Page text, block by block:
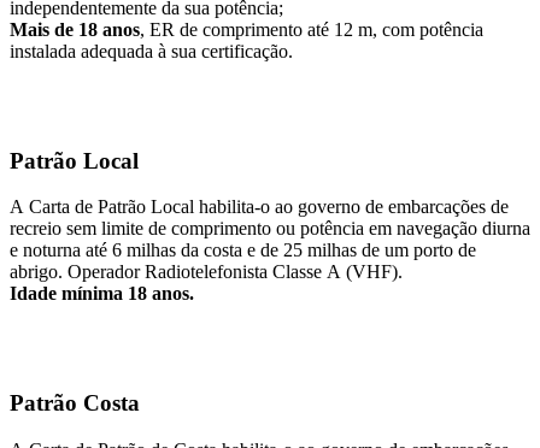
independentemente da sua potência;
Mais de 18 anos, ER de comprimento até 12 m, com potência
instalada adequada à sua certificação.
Patrão Local
A Carta de Patrão Local habilita-o ao governo de embarcações de
recreio sem limite de comprimento ou potência em navegação diurna
e noturna até 6 milhas da costa e de 25 milhas de um porto de
abrigo. Operador Radiotelefonista Classe A (VHF).
Idade mínima 18 anos.
Patrão Costa